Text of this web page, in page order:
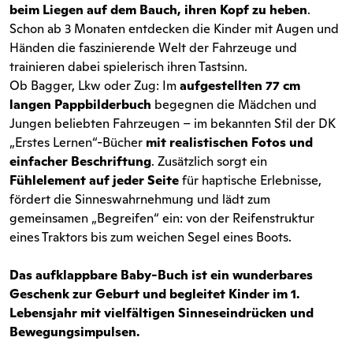
beim Liegen auf dem Bauch, ihren Kopf zu heben.
Schon ab 3 Monaten entdecken die Kinder mit Augen und
Händen die faszinierende Welt der Fahrzeuge und
trainieren dabei spielerisch ihren Tastsinn.
Ob Bagger, Lkw oder Zug: Imaufgestellten 77 cm
langen Pappbilderbuch begegnen die Mädchen und
Jungen beliebten Fahrzeugen – im bekannten Stil der DK
„Erstes Lernen“-Bücher mit realistischen Fotos und
einfacher Beschriftung. Zusätzlich sorgt ein
Fühlelement auf jeder Seitefür haptische Erlebnisse,
fördert die Sinneswahrnehmung und lädt zum
gemeinsamen „Begreifen“ ein: von der Reifenstruktur
eines Traktors bis zum weichen Segel eines Boots.
Das aufklappbare Baby-Buch ist ein wunderbares
Geschenk zur Geburt und begleitet Kinder im 1.
Lebensjahr mit vielfältigen Sinneseindrücken und
Bewegungsimpulsen.